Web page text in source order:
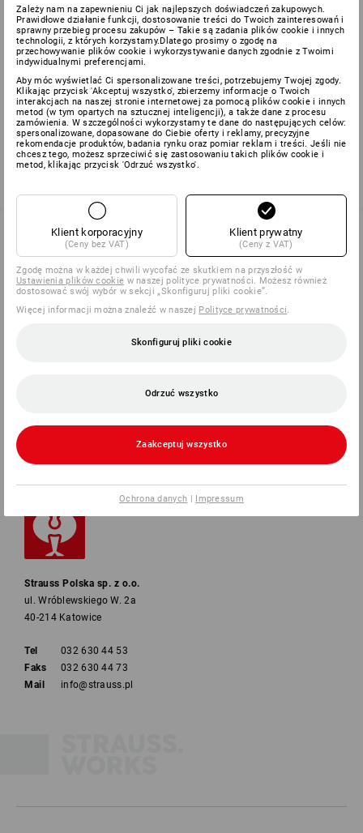
o dostawie, porady lub
usługi w zakresie
umieszczenia reklamy:
od poniedziałku
do piątku w godz.
08.00 – 17.00
tel: 032 630 44 53
faks: 032 630 44 73
Strauss Polska sp. z o.o.
ul. Wróblewskiego W. 2a
40-214 Katowice
Tel
032 630 44 53
Faks
032 630 44 73
Mail
info@strauss.pl
Zależy nam na zapewnieniu Ci jak najlepszych doświadczeń zakupowych.
Prawidłowe działanie funkcji, dostosowanie treści do Twoich zainteresowań i
sprawny przebieg procesu zakupów – Takie są zadania plików cookie i innych
technologii, z których korzystamy.Dlatego prosimy o zgodę na
przechowywanie plików cookie i wykorzystywanie danych zgodnie z Twoimi
indywidualnymi preferencjami.
Aby móc wyświetlać Ci spersonalizowane treści, potrzebujemy Twojej zgody.
Klikając przycisk 'Akceptuj wszystko', zbierzemy informacje o Twoich
interakcjach na naszej stronie internetowej za pomocą plików cookie i innych
metod (w tym opartych na sztucznej inteligencji), a także dane z procesu
zamówienia. W szczególności wykorzystamy te dane do następujących celów:
spersonalizowane, dopasowane do Ciebie oferty i reklamy, precyzyjne
rekomendacje produktów, badania rynku oraz pomiar reklam i treści. Jeśli nie
chcesz tego, możesz sprzeciwić się zastosowaniu takich plików cookie i
metod, klikając przycisk 'Odrzuć wszystko'.
Klient korporacyjny
(Ceny bez VAT)
Klient prywatny
(Ceny z VAT)
Zgodę można w każdej chwili wycofać ze skutkiem na przyszłość w
Ustawienia plików cookie w naszej polityce prywatności. Możesz również
dostosować swój wybór w sekcji „Skonfiguruj pliki cookie”.
Więcej informacji można znaleźć w naszej Polityce prywatności
Skonfiguruj pliki cookie
Odrzuć wszystko
Zaakceptuj wszystko
Ochrona danych | Impressum